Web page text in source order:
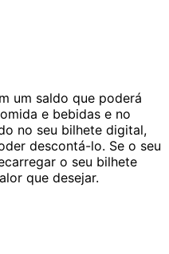
um saldo que poderá
e bebidas e no
no seu bilhete digital,
descontá-lo. Se o seu
o seu bilhete
que desejar.